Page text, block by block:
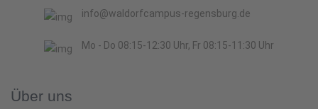
info@waldorfcampus-regensburg.de
Mo - Do 08:15-12:30 Uhr, Fr 08:15-11:30 Uhr
Über uns